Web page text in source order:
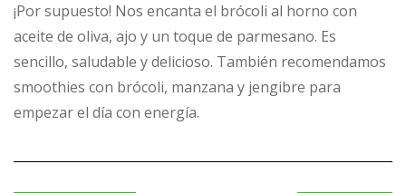
¡Por supuesto! Nos encanta el brócoli al horno con
aceite de oliva, ajo y un toque de parmesano. Es
sencillo, saludable y delicioso. También recomendamos
smoothies con brócoli, manzana y jengibre para
empezar el día con energía.